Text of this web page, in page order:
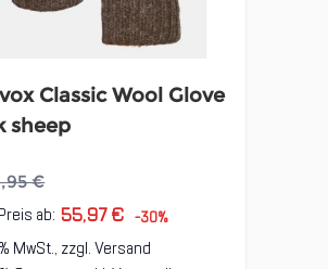
Classic Wool Glove
sheep
€
ab: 55,97 € -30%
MwSt., zzgl.Versand